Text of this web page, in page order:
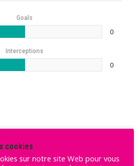
Goals
0
Interceptions
0
cookies
sur notre site Web pour vous